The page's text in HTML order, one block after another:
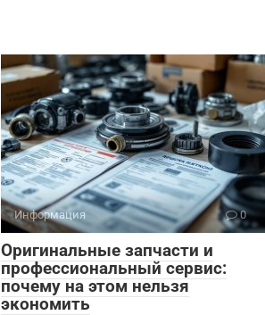
Информация 0
Оригинальные запчасти и
профессиональный сервис:
почему на этом нельзя
экономить